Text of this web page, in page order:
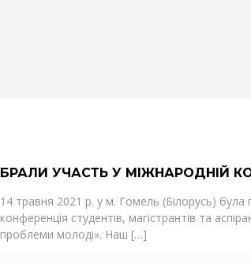
БРАЛИ УЧАСТЬ У МІЖНАРОДНІЙ
14 травня 2021 р. у м. Гомель (Білорусь)
конференція студентів, магістрантів та
проблеми молоді». Наш […]